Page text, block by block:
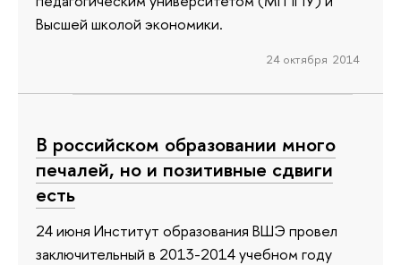
Высшей школой экономики.
24 октября 2014
В российском образовании много
печалей, но и позитивные сдвиги
есть
24 июня Институт образования ВШЭ провел
заключительный в 2013-2014 учебном году